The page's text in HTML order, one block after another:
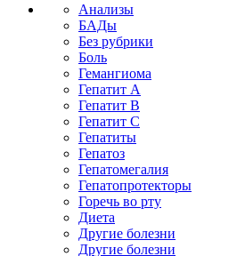
Анализы
БАДы
Без рубрики
Боль
Гемангиома
Гепатит A
Гепатит B
Гепатит C
Гепатиты
Гепатоз
Гепатомегалия
Гепатопротекторы
Горечь во рту
Диета
Другие болезни
Другие болезни